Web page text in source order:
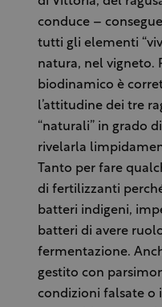
conduce –
tutti gli elementi
natura, nel vigneto.
biodinamico è
l’attitudine dei tre
“naturali” in grado
rivelarla
Tanto per fare
di fertilizzanti
batteri indigeni,
batteri di avere
fermentazione.
gestito con
condizioni falsate o